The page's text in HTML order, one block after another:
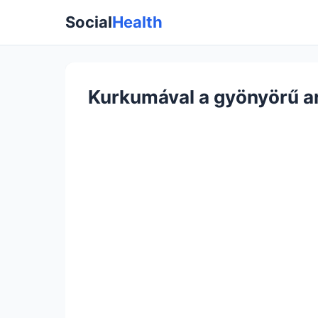
SocialHealth
Kurkumával a gyönyörű